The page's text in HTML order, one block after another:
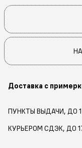
Доставка с
ПУНКТЫ ВЫДАЧИ, ДО
КУРЬЕРОМ СДЭК, ДО